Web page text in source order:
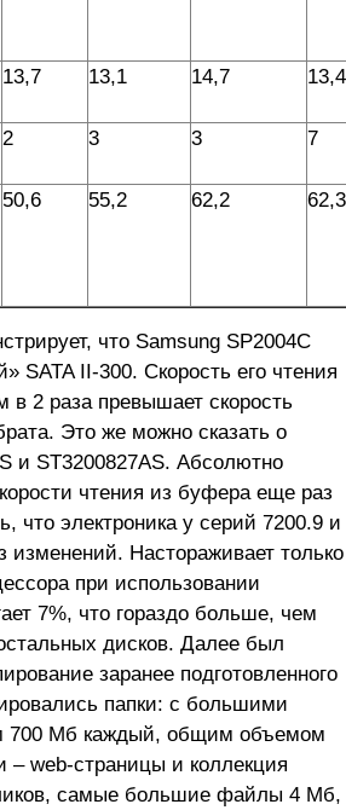
13,7 13,1 14,7 13,4
2 3 3 7
50,6 55,2 62,2 62,3
что Samsung SP2004C
SATA II-300. Скорость его чтения
в 2 раза превышает скорость
Это же можно сказать о
и ST3200827AS. Абсолютно
чтения из буфера еще раз
что электроника у серий 7200.9 и
изменений. Настораживает только
при использовании
7%, что гораздо больше, чем
дисков. Далее был
заранее подготовленного
папки: с большими
700 Мб каждый, общим объемом
– web-страницы и коллекция
самые большие файлы 4 Мб,